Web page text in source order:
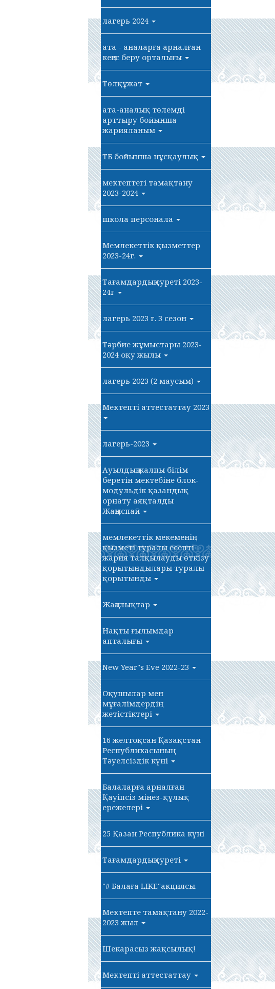
лагерь 2024
ата - аналарға арналған
кеңес беру орталығы
Төлқұжат
ата-аналық төлемді
арттыру бойынша
жарияланым
ТБ бойынша нұсқаулық
мектептегі тамақтану
2023-2024
школа персонала
Мемлекеттік қызметтер
2023-24г.
Тағамдардың суреті 2023-
24г
лагерь 2023 г. 3 сезон
Тәрбие жұмыстары 2023-
2024 оқу жылы
лагерь 2023 (2 маусым)
Мектепті аттестаттау 2023
лагерь-2023
Ауылдың жалпы білім
беретін мектебіне блок-
модульдік қазандық
орнату аяқталды
Жаңыспай
мемлекеттік мекеменің
қызметі туралы есепті
жария талқылауды өткізу
қорытындылары туралы
қорытынды
Жаңалықтар
Нақты ғылымдар
апталығы
New Year"s Eve 2022-23
Оқушылар мен
мұғалімдердің
жетістіктері
16 желтоқсан Қазақстан
Республикасының
Тәуелсіздік күні
Балаларға арналған
Қауіпсіз мінез-құлық
ережелері
25 Қазан Республика күні
Тағамдардың суреті
"# Балаға LIKE"акциясы.
Мектепте тамақтану 2022-
2023 жыл
Шекарасыз жақсылық!
Мектепті аттестаттау